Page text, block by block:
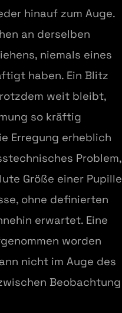
hinauf zum Auge.
an derselben
niemals eines
haben. Ein Blitz
weit bleibt,
so kräftig
Erregung erheblich
Problem,
Größe einer Pupille
ohne definierten
erwartet. Eine
worden
nicht im Auge des
Beobachtung